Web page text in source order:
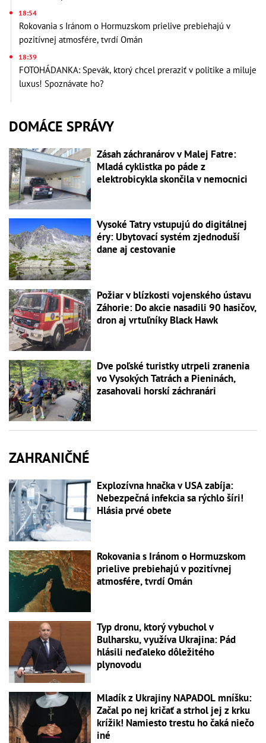
18:54
Rokovania s Iránom o Hormuzskom prielive prebiehajú v
pozitívnej atmosfére, tvrdí Omán
18:39
FOTOHÁDANKA: Spevák, ktorý chcel preraziť v politike a miluje
luxus! Spoznávate ho?
DOMÁCE SPRÁVY
Zásah záchranárov v Malej Fatre:
Mladá cyklistka po páde z
elektrobicykla skončila v nemocnici
Vysoké Tatry vstupujú do digitálnej
éry: Ubytovací systém zjednoduší
dane aj cestovanie
Požiar v blízkosti vojenského ústavu
Záhorie: Do akcie nasadili 90 hasičov,
dron aj vrtuľníky Black Hawk
Dve poľské turistky utrpeli zranenia
vo Vysokých Tatrách a Pieninách,
zasahovali horskí záchranári
ZAHRANIČNÉ
Explozívna hnačka v USA zabíja:
Nebezpečná infekcia sa rýchlo šíri!
Hlásia prvé obete
Rokovania s Iránom o Hormuzskom
prielive prebiehajú v pozitívnej
atmosfére, tvrdí Omán
Typ dronu, ktorý vybuchol v
Bulharsku, využíva Ukrajina: Pád
hlásili neďaleko dôležitého
plynovodu
Mladík z Ukrajiny NAPADOL mníšku:
Začal po nej kričať a strhol jej z krku
krížik! Namiesto trestu ho čaká niečo
iné